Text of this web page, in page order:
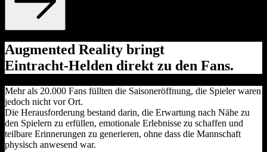
Augmented Reality bringt
Eintracht‑Helden direkt zu den Fans.
Mehr als 20.000 Fans füllten die Saisoneröffnung, die Spieler waren
jedoch nicht vor Ort.
Die Herausforderung bestand darin, die Erwartung nach Nähe zu
den Spielern zu erfüllen, emotionale Erlebnisse zu schaffen und
teilbare Erinnerungen zu generieren, ohne dass die Mannschaft
physisch anwesend war.